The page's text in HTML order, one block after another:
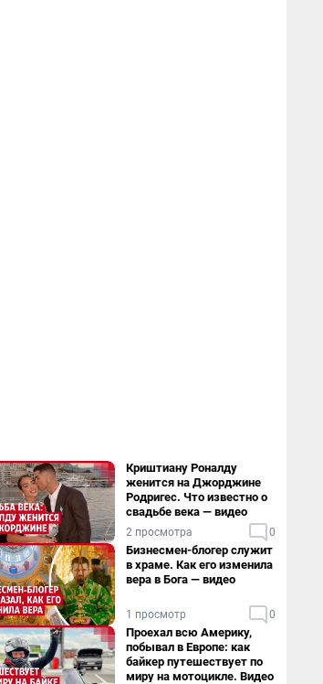
Криштиану Роналду
женится на Джорджине
Родригес. Что известно о
свадьбе века — видео
2 просмотра 0
Бизнесмен-блогер служит
в храме. Как его изменила
вера в Бога — видео
1 просмотр 0
Проехал всю Америку,
побывал в Европе: как
байкер путешествует по
миру на мотоцикле. Видео